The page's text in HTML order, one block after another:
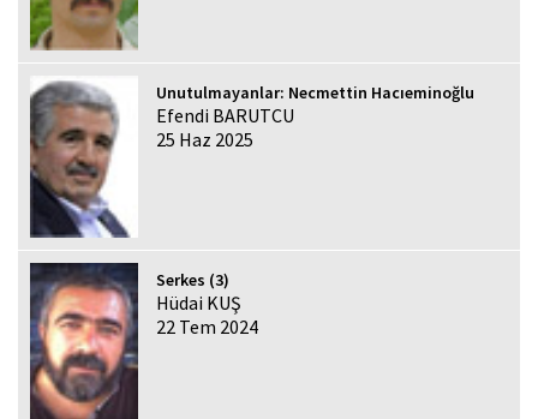
Unutulmayanlar: Necmettin Hacıeminoğlu
Efendi BARUTCU
25 Haz 2025
Serkes (3)
Hüdai KUŞ
22 Tem 2024